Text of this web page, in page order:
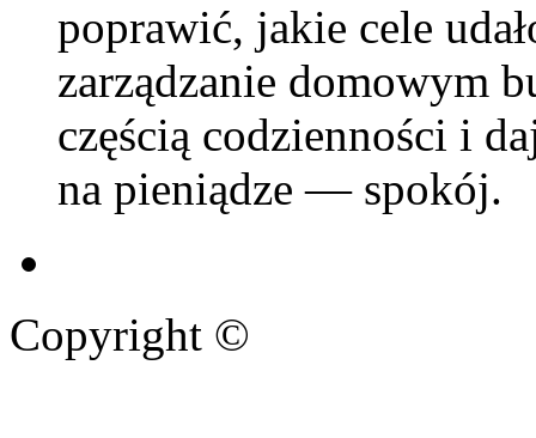
poprawić, jakie cele
zarządzanie domowym
częścią codzienności i
na pieniądze — spokój.
Copyright ©